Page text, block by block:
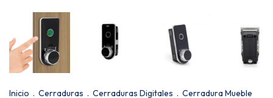
Inicio . Cerraduras . Cerraduras Digitales . Cerradura Mueble